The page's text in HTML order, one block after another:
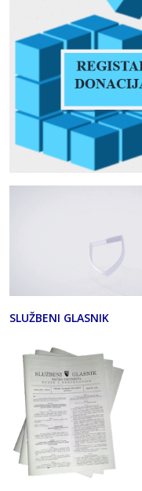
SLUŽBENI GLASNIK